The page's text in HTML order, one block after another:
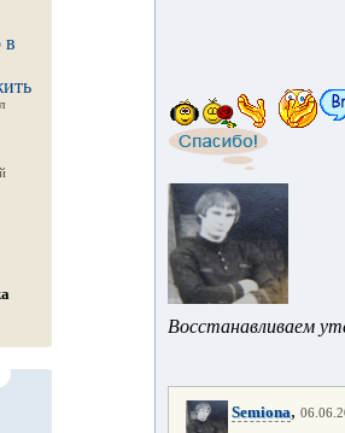
в
Восстанавливаем
Semiona,